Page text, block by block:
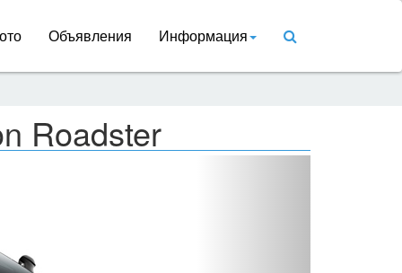
Объявления Информация
Roadster